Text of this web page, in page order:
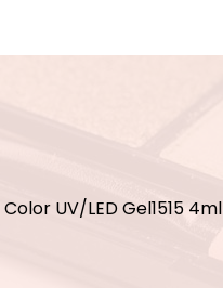
UV/LED Gel1515 4ml